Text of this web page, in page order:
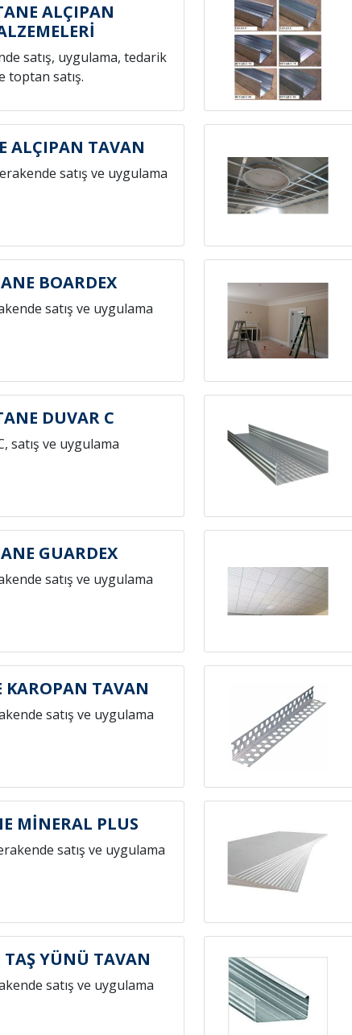
ALÇIPAN
satış, uygulama, tedarik
toptan satış.
ALÇIPAN TAVAN
satış ve uygulama
BOARDEX
satış ve uygulama
DUVAR C
satış ve uygulama
GUARDEX
satış ve uygulama
KAROPAN TAVAN
satış ve uygulama
MİNERAL PLUS
satış ve uygulama
TAŞ YÜNÜ TAVAN
satış ve uygulama